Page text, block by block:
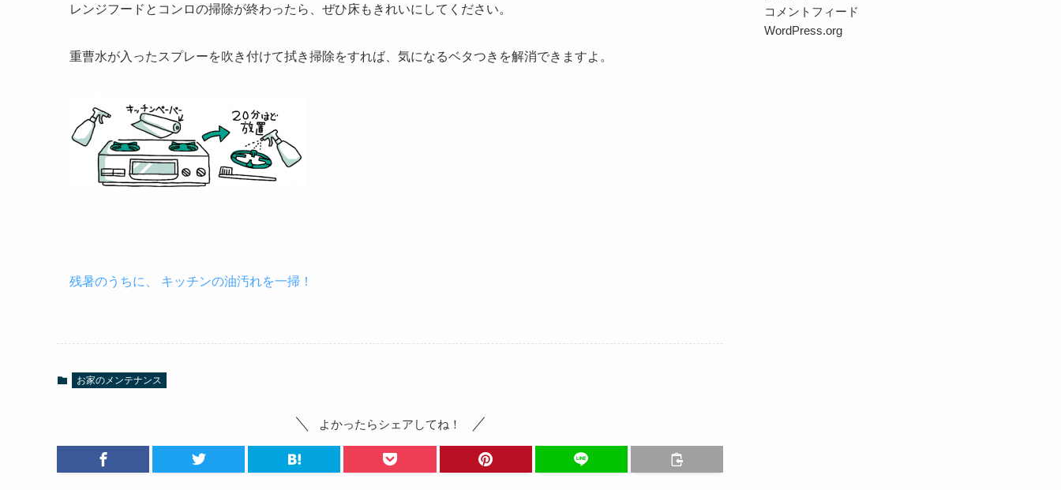
レンジフードとコンロの掃除が終わったら、ぜひ床もきれいにしてください。
重曹水が入ったスプレーを吹き付けて拭き掃除をすれば、気になるベタつきを解消できますよ。
残暑のうちに、 キッチンの油汚れを一掃！
お家のメンテナンス
よかったらシェアしてね！
コメントフィード
WordPress.org